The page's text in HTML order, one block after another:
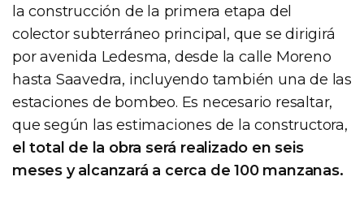
la construcción de la primera etapa del
colector subterráneo principal, que se dirigirá
por avenida Ledesma, desde la calle Moreno
hasta Saavedra, incluyendo también una de las
estaciones de bombeo. Es necesario resaltar,
que según las estimaciones de la constructora,
el total de la obra será realizado en seis
meses y alcanzará a cerca de 100 manzanas.